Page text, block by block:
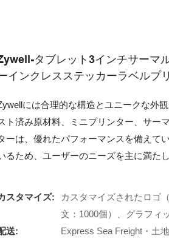
タブレット3インチサーマ
インクレスステッカーラベルプ
には合理的な構造とユニークな外
ト済み原材料、ミニプリンター、サー
ーは、優れたパフォーマンスを備えて
るため、ユーザーのニーズを主に満た
スタマイズ:
カスタマイズされたロゴ
文：1000個）、グラフィ
送:
Express Sea Freight・土